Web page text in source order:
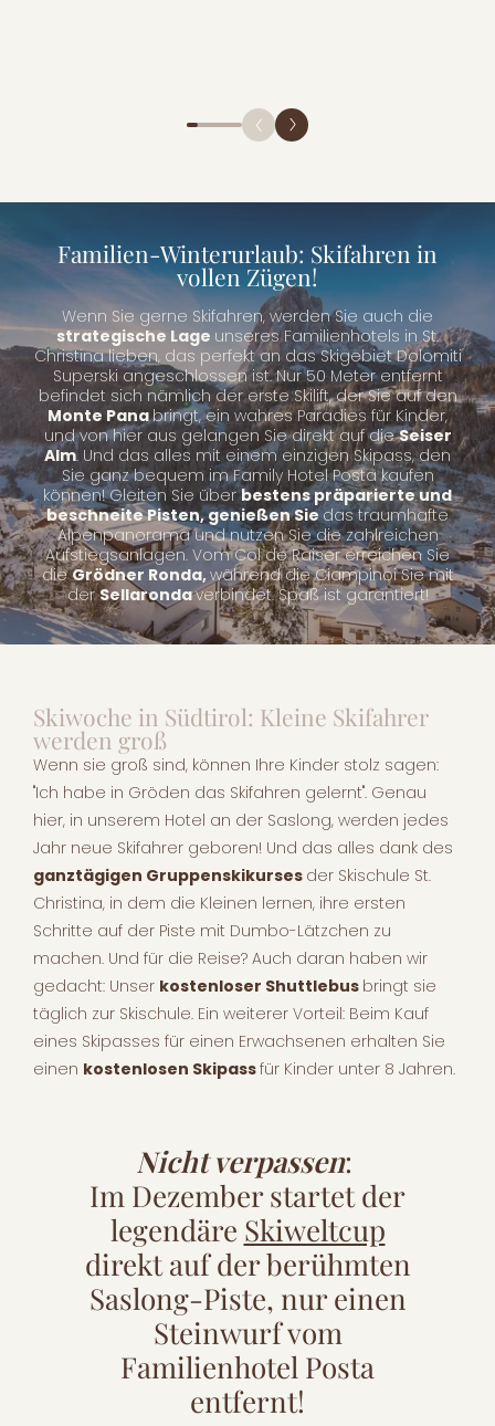
Familien-Winterurlaub: Skifahren in
vollen Zügen!
Wenn Sie gerne Skifahren, werden Sie auch die
strategische Lage unseres Familienhotels in St.
Christina lieben, das perfekt an das Skigebiet Dolomiti
Superski angeschlossen ist. Nur 50 Meter entfernt
befindet sich nämlich der erste Skilift, der Sie auf den
Monte Panabringt, ein wahres Paradies für Kinder,
und von hier aus gelangen Sie direkt auf dieSeiser
Alm. Und das alles mit einem einzigen Skipass, den
Sie ganz bequem im Family Hotel Posta kaufen
können! Gleiten Sie überbestens präparierte und
beschneite Pisten, genießen Siedas traumhafte
Alpenpanorama und nutzen Sie die zahlreichen
Aufstiegsanlagen. Vom Col de Raiser erreichen Sie
dieGrödner Ronda,während die Ciampinoi Sie mit
derSellarondaverbindet. Spaß ist garantiert!
Skiwoche in Südtirol: Kleine Skifahrer
werden groß
Wenn sie groß sind, können Ihre Kinder stolz sagen:
"Ich habe in Gröden das Skifahren gelernt". Genau
hier, in unserem Hotel an der Saslong, werden jedes
Jahr neue Skifahrer geboren! Und das alles dank des
ganztägigen Gruppenskikurses der Skischule St.
Christina, in dem die Kleinen lernen, ihre ersten
Schritte auf der Piste mit Dumbo-Lätzchen zu
machen. Und für die Reise? Auch daran haben wir
gedacht: Unser kostenloser Shuttlebus bringt sie
täglich zur Skischule. Ein weiterer Vorteil: Beim Kauf
eines Skipasses für einen Erwachsenen erhalten Sie
einen kostenlosen Skipassfür Kinder unter 8 Jahren.
Nicht verpassen:
Im Dezember startet der
legendäre Skiweltcup
direkt auf der berühmten
Saslong-Piste, nur einen
Steinwurf vom
Familienhotel Posta
entfernt!